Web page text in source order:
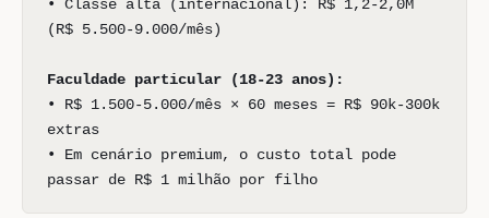
• Classe alta (internacional): R$ 1,2-2,0M
(R$ 5.500-9.000/mês)
Faculdade particular (18-23 anos):
• R$ 1.500-5.000/mês × 60 meses = R$ 90k-300k
extras
• Em cenário premium, o custo total pode
passar de R$ 1 milhão por filho